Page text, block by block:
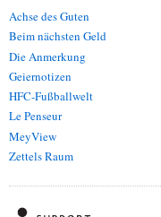
Achse des Guten
Beim nächsten Geld
Die Anmerkung
Geiernotizen
HFC-Fußballwelt
Le Penseur
MeyView
Zettels Raum